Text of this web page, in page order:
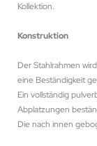
Kollektion.
Konstruktion
Der Stahlrahmen
eine Beständigkeit
Ein vollständig
Abplatzungen
Die nach innen